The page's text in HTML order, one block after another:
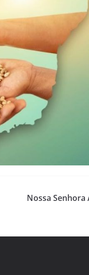
Nossa Senhora